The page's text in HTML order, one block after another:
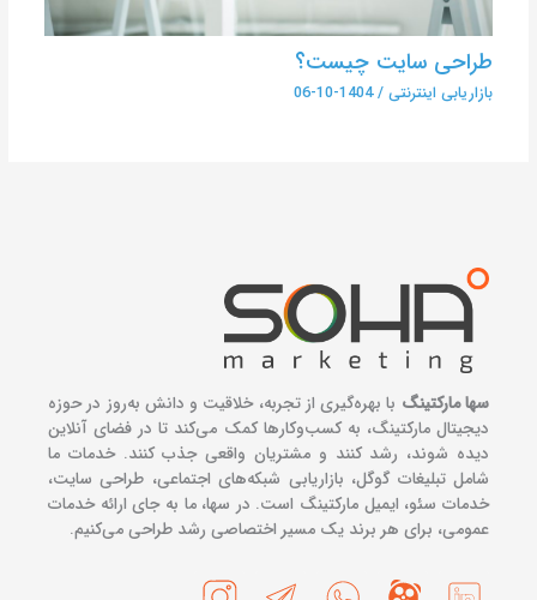
طراحی سایت چیست؟
بازاریابی اینترنتی/
1404-10-06
سها مارکتینگ با بهره‌گیری از تجربه، خلاقیت و دانش به‌روز در حوزه
دیجیتال مارکتینگ، به کسب‌وکارها کمک می‌کند تا در فضای آنلاین
دیده شوند، رشد کنند و مشتریان واقعی جذب کنند. خدمات ما
شامل تبلیغات گوگل، بازاریابی شبکه‌های اجتماعی، طراحی سایت،
خدمات سئو، ایمیل مارکتینگ است. در سها، ما به جای ارائه خدمات
عمومی، برای هر برند یک مسیر اختصاصی رشد طراحی می‌کنیم.